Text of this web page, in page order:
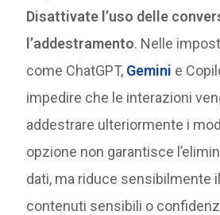
Disattivate l’uso delle
l’addestramento. Nelle
come ChatGPT, Gemini e
impedire che le interazioni
addestrare ulteriormente i
opzione non garantisce
dati, ma riduce sensibilmente
contenuti sensibili o